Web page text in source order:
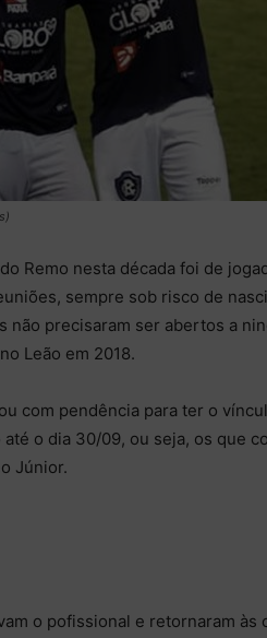
Remo nesta década foi de
sempre sob risco de
não precisaram ser abertos a
Leão em 2018.
com pendência para ter o
o dia 30/09, ou seja, os que
Júnior.
o pofissional e retornaram às